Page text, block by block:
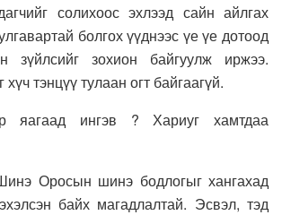
солихоос эхлээд сайн айлгах
болгох үүднээс үе үе дотоод
зүйлсийг зохион байгуулж иржээ.
тэнцүү тулаан огт байгаагүй.
яагаад ингэв ? Хариуг хамтдаа
Оросын шинэ бодлогыг хангахад
байх магадлалтай. Эсвэл, тэд